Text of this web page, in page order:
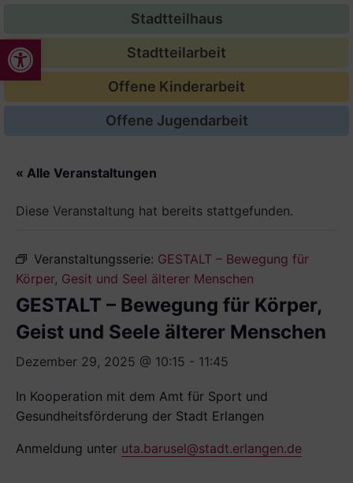
Werkzeugleiste öffnen
Stadtteilhaus
Stadtteilarbeit
Offene Kinderarbeit
Offene Jugendarbeit
« Alle Veranstaltungen
Diese Veranstaltung hat bereits stattgefunden.
Veranstaltungsserie: GESTALT – Bewegung für
Körper, Gesit und Seel älterer Menschen
GESTALT – Bewegung für Körper,
Geist und Seele älterer Menschen
Dezember 29, 2025 @ 10:15 - 11:45
In Kooperation mit dem Amt für Sport und
Gesundheitsförderung der Stadt Erlangen
Anmeldung unter uta.barusel@stadt.erlangen.de